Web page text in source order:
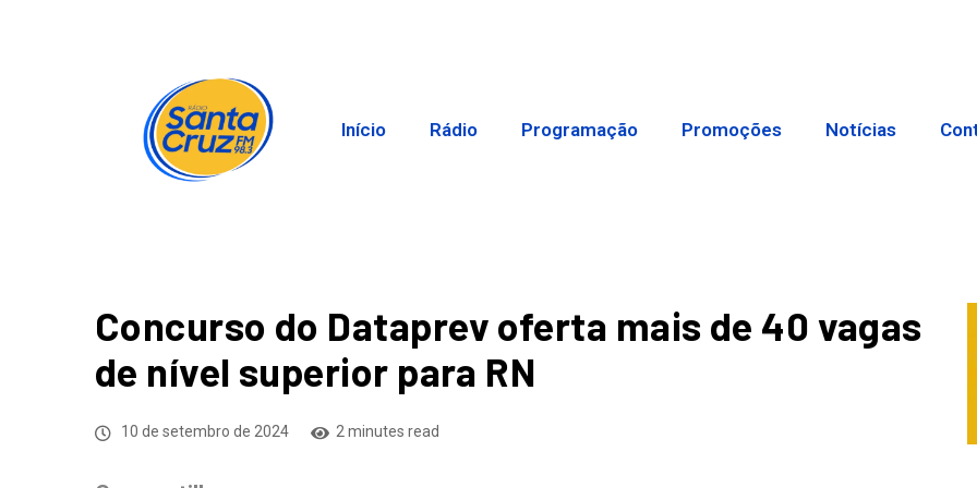
Início Rádio Programação Promoções Notícias
Concurso do Dataprev oferta mais de 40 vagas
de nível superior para RN
10 de setembro de 2024 2 minutes read